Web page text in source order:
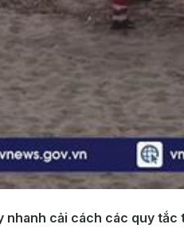
cải cách các quy tắc